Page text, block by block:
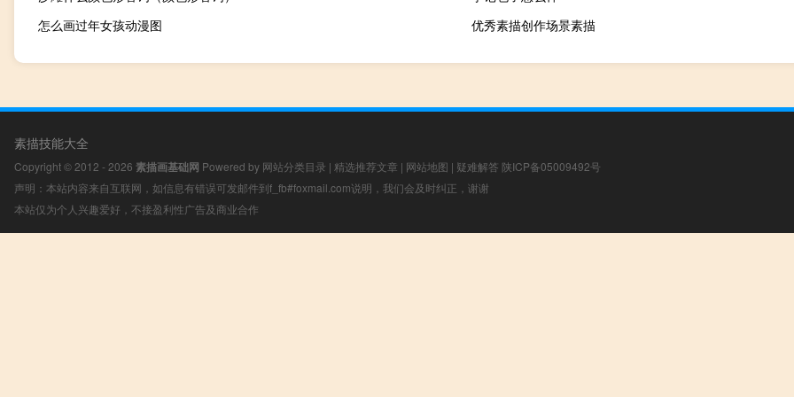
怎么画过年女孩动漫图
优秀素描创作场景素描
素描技能大全
Copyright © 2012 - 2026 素描画基础网 Powered by 网站分类目录 | 精选推荐文章 | 网站地图 | 疑难解答 陕ICP备05009492号
声明：本站内容来自互联网，如信息有错误可发邮件到f_fb#foxmail.com说明，我们会及时纠正，谢谢
本站仅为个人兴趣爱好，不接盈利性广告及商业合作